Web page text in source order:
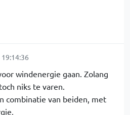
windenergie gaan. Zolang
niks te varen.
combinatie van beiden, met